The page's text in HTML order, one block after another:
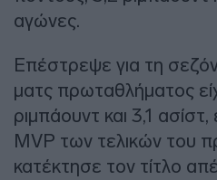
αγώνες.
Επέστρεψε για τη
ματς πρωταθλήματος
ριμπάουντ και 3,1
ΜVP των τελικών του
κατέκτησε τον τίτλο